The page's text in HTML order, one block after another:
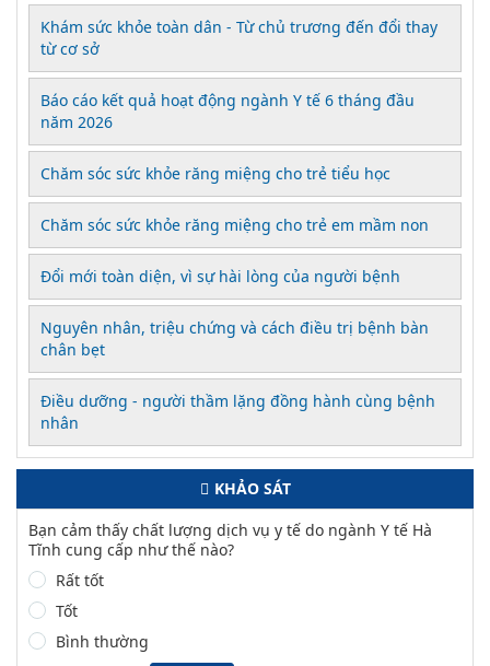
Khám sức khỏe toàn dân - Từ chủ trương đến đổi thay
từ cơ sở
Báo cáo kết quả hoạt động ngành Y tế 6 tháng đầu
năm 2026
Chăm sóc sức khỏe răng miệng cho trẻ tiểu học
Chăm sóc sức khỏe răng miệng cho trẻ em mầm non
Đổi mới toàn diện, vì sự hài lòng của người bệnh
Nguyên nhân, triệu chứng và cách điều trị bệnh bàn
chân bẹt
Điều dưỡng - người thầm lặng đồng hành cùng bệnh
nhân
KHẢO SÁT
Bạn cảm thấy chất lượng dịch vụ y tế do ngành Y tế Hà
Tĩnh cung cấp như thế nào?
Rất tốt
Tốt
Bình thường